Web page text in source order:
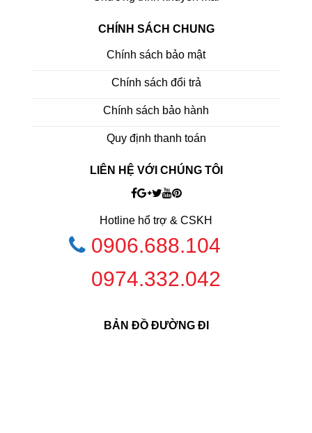
CHÍNH SÁCH CHUNG
Chính sách bảo mật
Chính sách đổi trả
Chính sách bảo hành
Quy định thanh toán
LIÊN HỆ VỚI CHÚNG TÔI
Hotline hổ trợ & CSKH
0906.688.104
0974.332.042
BẢN ĐỒ ĐƯỜNG ĐI